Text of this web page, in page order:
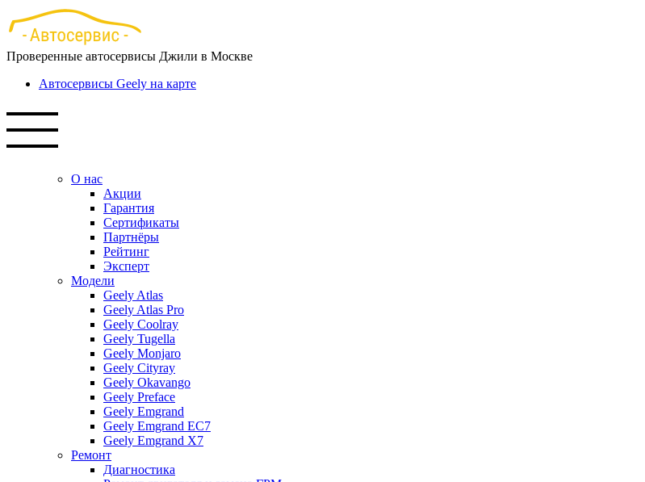
Перейти
к
основному
содержанию
Проверенные автосервисы Джили в Москве
Автосервисы Geely на карте
О нас
Акции
Гарантия
Сертификаты
Партнёры
Рейтинг
Эксперт
Модели
Geely Atlas
Geely Atlas Pro
Geely Coolray
Geely Tugella
Geely Monjaro
Geely Cityray
Geely Okavango
Geely Preface
Geely Emgrand
Geely Emgrand EC7
Geely Emgrand X7
Ремонт
Диагностика